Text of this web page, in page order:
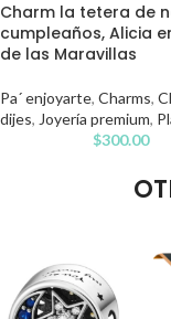
Charm la tetera de
cumpleaños, Alicia
de las Maravillas
Pa´ enjoyarte, Charms,
dijes, Joyería premium,
$300.00